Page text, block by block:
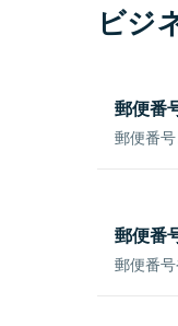
ビジ
郵便番
郵便番
郵便番
郵便番